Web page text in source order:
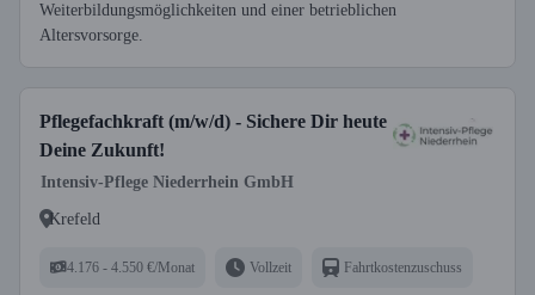
Weiterbildungsmöglichkeiten und einer betrieblichen
Altersvorsorge.
Pflegefachkraft (m/w/d) - Sichere Dir heute
Deine Zukunft!
Intensiv-Pflege Niederrhein GmbH
Krefeld
4.176 - 4.550 €/Monat Vollzeit Fahrtkostenzuschuss